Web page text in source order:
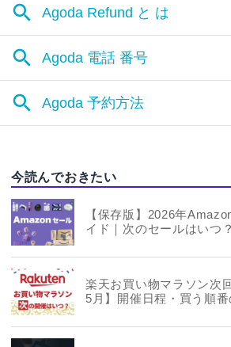
今読んでおきたい
【保存版】2026年
イド｜次のセールはいつ
楽天お買い物マラソン次
5月】開催日程・買う順番